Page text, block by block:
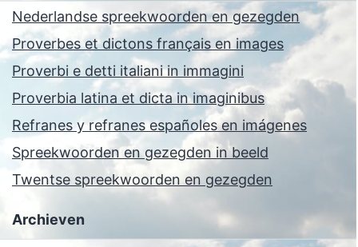
Nederlandse spreekwoorden en gezegden
Proverbes et dictons français en images
Proverbi e detti italiani in immagini
Proverbia latina et dicta in imaginibus
Refranes y refranes españoles en imágenes
Spreekwoorden en gezegden in beeld
Twentse spreekwoorden en gezegden
Archieven